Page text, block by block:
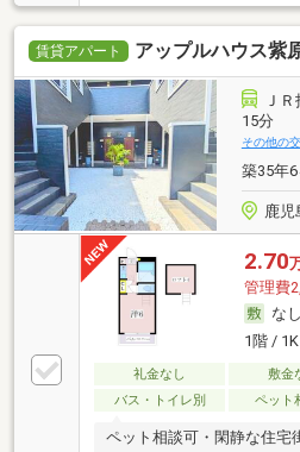
賃貸アパート アップルハウス紫
Ｊ
15分
その他の
築35年
鹿児
2.70
管理費
なし
1階 /
礼金なし 敷金
バス・トイレ別
ペット
ペット相談可・閑静な住宅